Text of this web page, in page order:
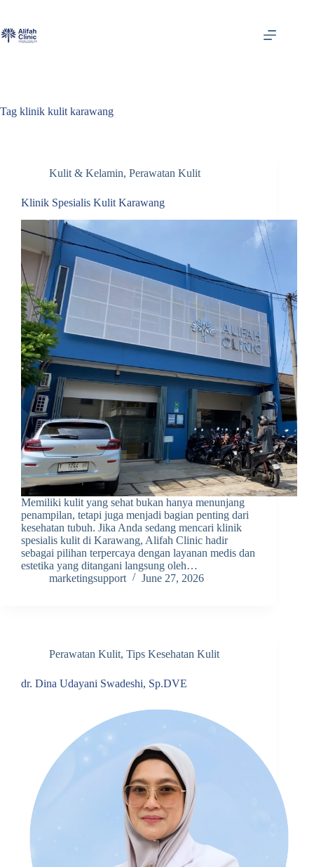
content
Tag klinik kulit karawang
Kulit & Kelamin, Perawatan Kulit
Klinik Spesialis Kulit Karawang
Memiliki kulit yang sehat bukan hanya menunjang
penampilan, tetapi juga menjadi bagian penting dari
kesehatan tubuh. Jika Anda sedang mencari klinik
spesialis kulit di Karawang, Alifah Clinic hadir
sebagai pilihan terpercaya dengan layanan medis dan
estetika yang ditangani langsung oleh…
marketingsupport
June 27, 2026
Perawatan Kulit, Tips Kesehatan Kulit
dr. Dina Udayani Swadeshi, Sp.DVE